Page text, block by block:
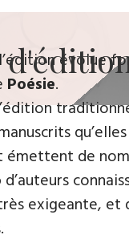
évolue
Poésie.
de
exigeante, et